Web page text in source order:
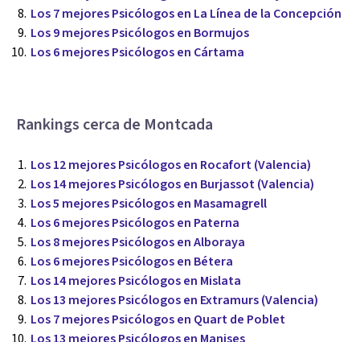
Los 7 mejores Psicólogos en La Línea de la Concepción
Los 9 mejores Psicólogos en Bormujos
Los 6 mejores Psicólogos en Cártama
Rankings cerca de Montcada
Los 12 mejores Psicólogos en Rocafort (Valencia)
Los 14 mejores Psicólogos en Burjassot (Valencia)
Los 5 mejores Psicólogos en Masamagrell
Los 6 mejores Psicólogos en Paterna
Los 8 mejores Psicólogos en Alboraya
Los 6 mejores Psicólogos en Bétera
Los 14 mejores Psicólogos en Mislata
Los 13 mejores Psicólogos en Extramurs (Valencia)
Los 7 mejores Psicólogos en Quart de Poblet